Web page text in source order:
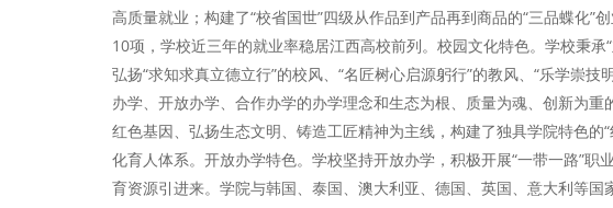
高质量就业；构建了“校省国世”四级从作品到产品再到商品的“三品蝶化”
10项，学校近三年的就业率稳居江西高校前列。校园文化特色。学校秉承
弘扬“求知求真立德立行”的校风、“名匠树心启源躬行”的教风、“乐学崇
办学、开放办学、合作办学的办学理念和生态为根、质量为魂、创新为
红色基因、弘扬生态文明、铸造工匠精神为主线，构建了独具学院特色的
化育人体系。开放办学特色。学校坚持开放办学，积极开展“一带一路”职
育资源引进来。学院与韩国、泰国、澳大利亚、德国、英国、意大利等